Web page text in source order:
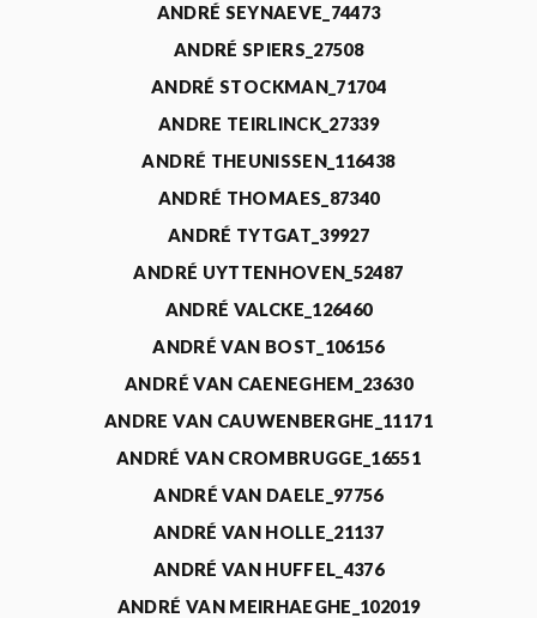
ANDRÉ SEYNAEVE_74473
ANDRÉ SPIERS_27508
ANDRÉ STOCKMAN_71704
ANDRE TEIRLINCK_27339
ANDRÉ THEUNISSEN_116438
ANDRÉ THOMAES_87340
ANDRÉ TYTGAT_39927
ANDRÉ UYTTENHOVEN_52487
ANDRÉ VALCKE_126460
ANDRÉ VAN BOST_106156
ANDRÉ VAN CAENEGHEM_23630
ANDRE VAN CAUWENBERGHE_11171
ANDRÉ VAN CROMBRUGGE_16551
ANDRÉ VAN DAELE_97756
ANDRÉ VAN HOLLE_21137
ANDRÉ VAN HUFFEL_4376
ANDRÉ VAN MEIRHAEGHE_102019